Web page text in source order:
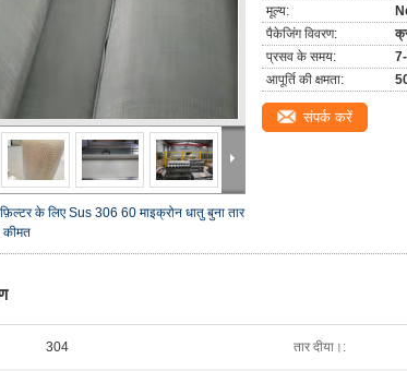
के लिए Sus 306 60 माइक्रोन धातु बुना तार
मूल्य:
पैकेजिंग विवरण:
प्रसव के समय:
आपूर्ति की क्षमता:
संपर्क करें
304 तार दीया।: